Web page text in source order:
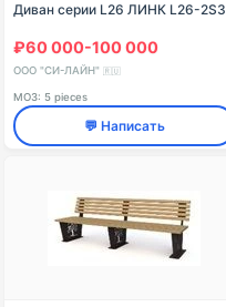
Диван серии L26 ЛИНК L26-2S3
₽60 000-100 000
ООО "СИ-ЛАЙН" 🇷🇺
МОЗ: 5 pieces
💬 Написать